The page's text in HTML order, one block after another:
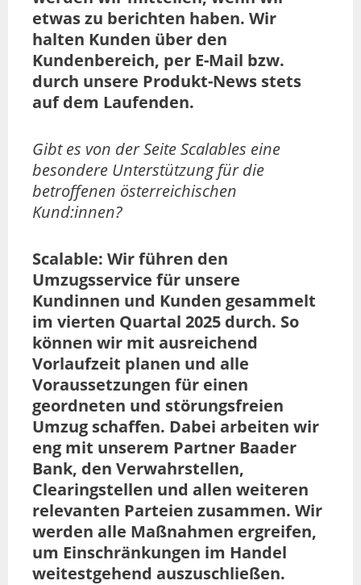
etwas zu berichten haben. Wir
halten Kunden über den
Kundenbereich, per E-Mail bzw.
durch unsere Produkt-News stets
auf dem Laufenden.
Gibt es von der Seite Scalables eine
besondere Unterstützung für die
betroffenen österreichischen
Kund:innen?
Scalable: Wir führen den
Umzugsservice für unsere
Kundinnen und Kunden gesammelt
im vierten Quartal 2025 durch. So
können wir mit ausreichend
Vorlaufzeit planen und alle
Voraussetzungen für einen
geordneten und störungsfreien
Umzug schaffen. Dabei arbeiten wir
eng mit unserem Partner Baader
Bank, den Verwahrstellen,
Clearingstellen und allen weiteren
relevanten Parteien zusammen. Wir
werden alle Maßnahmen ergreifen,
um Einschränkungen im Handel
weitestgehend auszuschließen.